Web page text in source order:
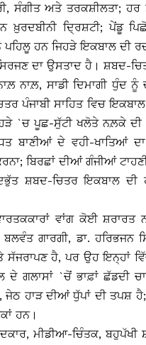
ਸੰਗੀਤ ਅਤੇ ਤਰਕਸ਼ੀਲਤਾ;
ਖ਼ੁਰਦਬੀਨੀ ਦ੍ਰਿਸ਼ਟੀ; ਪੇਂਡੂ
ਪਹਿਲੂ ਹਨ ਜਿਹੜੇ ਇਕਬਾਲ ਦੀ
ਦਾ ਉਸਤਾਦ ਹੈ। ਸ਼ਬਦ-
ਨਾਲ਼, ਸਾਡੀ ਦਿਮਾਗੀ ਧੁੰਦ
ਪੰਜਾਬੀ ਸਾਹਿਤ ਵਿਚ
`ਚ ਪੂਛ-ਸੁੱਟੀ ਖਲੋਤੇ ਨਲ਼ਕੇ
ਬਾਣੀਆਂ ਦੇ ਵਹੀ-ਖਾਤਿਆਂ
ਬਿਰਛਾਂ ਦੀਆਂ ਗੰਜੀਆਂ
ਸ਼ਬਦ-ਚਿਤਰ ਇਕਬਾਲ ਦੀ
ਵਾਂਗ ਕੋਈ
ਬਲਵੰਤ ਗਾਰਗੀ, ਡਾ.
ਸੱਜਰਾਪਣ ਹੈ, ਪਰ ਉਹ ਇਨ੍ਹਾਂ
ਦੇ ਗਲਾਸਾਂ `ਚੋਂ ਭਾਫ਼ਾਂ
ਜੇਠ ਹਾੜ ਦੀਆਂ ਧੁੱਪਾਂ ਦੀ
ਹਨ।
ਮੀਡੀਆ-ਚਿੰਤਕ,